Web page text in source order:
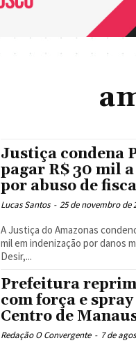
Justiça condena
pagar R$ 30 mil
por abuso de
Lucas Santos - 25 de novembro de
A Justiça do Amazonas
mil em indenização por danos
Desir,...
Prefeitura
com força e
Centro de
Redação O Convergente - 7 de